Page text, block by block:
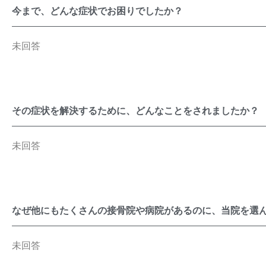
今まで、どんな症状でお困りでしたか？
未回答
その症状を解決するために、どんなことをされましたか？
未回答
なぜ他にもたくさんの接骨院や病院があるのに、当院を選
未回答